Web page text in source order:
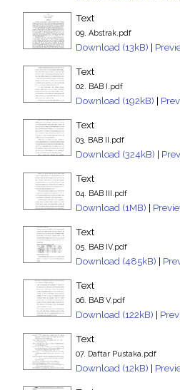
Text
09. Abstrak.pdf
Download (13kB) |
Text
02. BAB I.pdf
Download (192kB) |
Text
03. BAB II.pdf
Download (324kB) |
Text
04. BAB III.pdf
Download (1MB) |
Text
05. BAB IV.pdf
Download (485kB) |
Text
06. BAB V.pdf
Download (122kB) |
Text
07. Daftar Pustaka.pdf
Download (12kB) |